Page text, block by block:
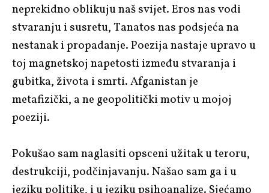
neprekidno oblikuju naš svijet. Eros nas vodi
stvaranju i susretu, Tanatos nas podsjeća na
nestanak i propadanje. Poezija nastaje upravo u
toj magnetskoj napetosti između stvaranja i
gubitka, života i smrti. Afganistan je
metafizički, a ne geopolitički motiv u mojoj
poeziji.
Pokušao sam naglasiti opsceni užitak u teroru,
destrukciji, podčinjavanju. Našao sam ga i u
jeziku politike, i u jeziku psihoanalize. Sjećamo